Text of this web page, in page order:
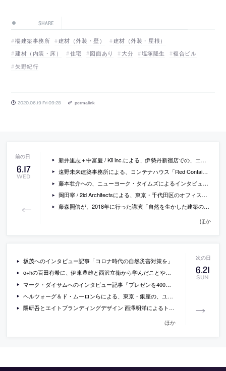
SHARE
樅建築事務所 建材（外装・壁）
建材（外装・屋根）
建材（内装・床）
住宅 図面あり 大分 塩塚隆生
複合ビル
矢野紀行
2020.06.19 Fri 09:28 permalink
6.17
WED
新井里志＋中富慶 / Kii inc.による、伊勢丹新宿店での、エルメスのポップアップショップのデザイン「HERMES Pop-up Store SS20 WOMEN SHOES」
遠野未来建築事務所による、コンテナハウス「Red Container」
藤本壮介への、ニューヨーク・タイムズによるインタビュー記事「壁のない家 ―― 建築家・藤本壮介の軌跡」
岡田宰 / 2id Architectsによる、東京・千代田区のオフィス「SILQ Capital Office」
藤森照信が、2018年に行った講演「自然を生かした建築のつくり方」の詳細な記録
ほか
6.21
SUN
坂茂へのインタビュー記事「コロナ時代の自然災害対策を」
o+hの百田有希に、伊東豊雄と西沢立衛から学んだことや学生時代の話を聞いているインタビュー
マーク・ダイサムへのインタビュー記事『プレゼンを400秒のエンタメに 世界がはまる「ペチャクチャ」を生んだ著名建築家』
ヘルツォーグ＆ド・ムーロンらによる、東京・銀座の、ユニクロのグローバル旗艦店「UNIQLO TOKYO」の写真
隈研吾とエイトブランディングデザイン 西澤明洋によるトークセッション「アフターコロナの建築とデザイン」の動画
ほか